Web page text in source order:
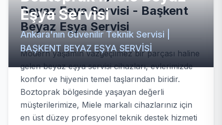
Eşya Servisi
Ankara'nın Güvenilir Teknik Servisi |
BAŞKENT BEYAZ EŞYA SERVİSİ
Beyaz Eşya Servisi - Başkent
Beyaz Eşya Servisi
Modern yaşamın vazgeçilmez bir parçası haline
gelen beyaz eşya servisi cihazları, evlerimizde
konfor ve hijyenin temel taşlarından biridir.
Boztoprak bölgesinde yaşayan değerli
müşterilerimize, Miele markalı cihazlarınız için
en üst düzey profesyonel teknik destek hizmeti